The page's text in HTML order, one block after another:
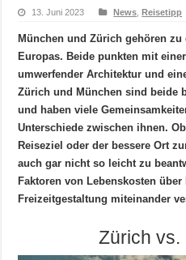
13. Juni 2023 News ,Reisetipp
München und Zürich gehören
Europas. Beide punkten mit
umwerfender Architektur und
Zürich und München sind beide
und haben viele
Unterschiede zwischen ihnen.
Reiseziel oder der bessere Ort
auch gar nicht so leicht zu
Faktoren von Lebenskosten
Freizeitgestaltung miteinander
Zürich vs.